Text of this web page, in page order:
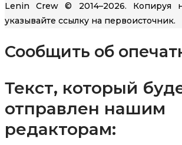
Lenin Crew © 2014–2026. Копируя
указывайте ссылку на первоисточник.
Сообщить об
Текст, который
отправлен нашим
редакторам: